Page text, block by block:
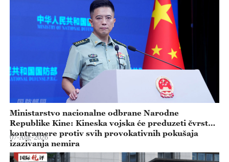
Ministarstvo nacionalne odbrane Narodne
Republike Kine: Kineska vojska će preduzeti čvrste
kontramere protiv svih provokativnih pokušaja
izazivanja nemira
07-Aug-2026